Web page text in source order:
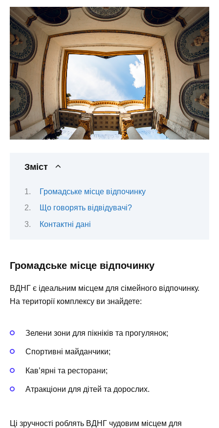
Зміст
Громадське місце відпочинку
Що говорять відвідувачі?
Контактні дані
Громадське місце відпочинку
ВДНГ є ідеальним місцем для сімейного відпочинку.
На території комплексу ви знайдете:
Зелени зони для пікніків та прогулянок;
Спортивні майданчики;
Кав’ярні та ресторани;
Атракціони для дітей та дорослих.
Ці зручності роблять ВДНГ чудовим місцем для